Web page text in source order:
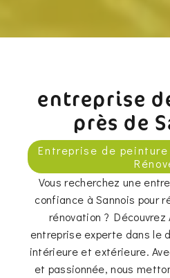
entreprise
près de
Entreprise de
Vous recherchez une
confiance à Sannois pour
rénovation ?
entreprise experte dans le
intérieure et extérieure.
et passionnée, nous